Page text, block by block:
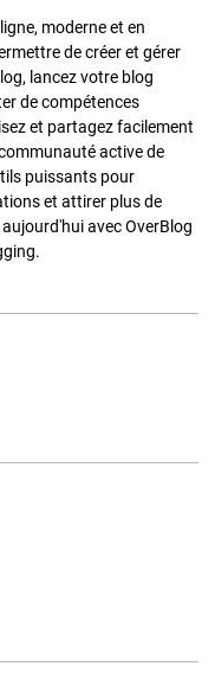
moderne et en
de créer et gérer
lancez votre blog
de compétences
et partagez facilement
active de
puissants pour
et attirer plus de
avec OverBlog